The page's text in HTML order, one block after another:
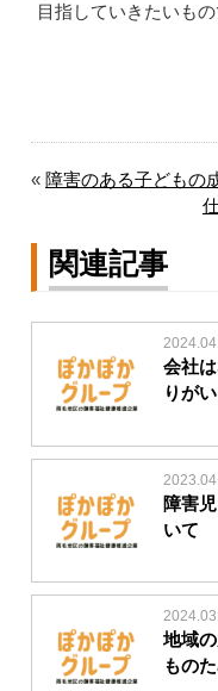
目指していきたいもの
«障害のある子どもの
関連記事
会社
りがい
障害
いて
地域
もの